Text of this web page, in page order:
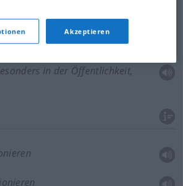
sb[sth]
in der Öffentlichkeit,
Akzeptieren